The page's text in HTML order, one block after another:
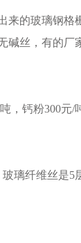
来的玻璃钢格
碱丝，有的厂
，钙粉300元/
璃纤维丝是5